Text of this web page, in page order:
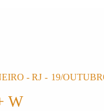
- RJ 19/
W